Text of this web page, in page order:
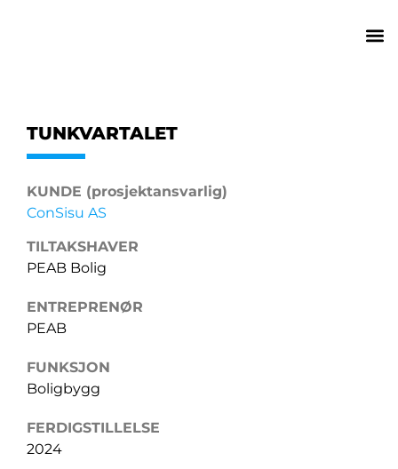
TUNKVARTALET
KUNDE (prosjektansvarlig)
ConSisu AS
TILTAKSHAVER
PEAB Bolig
ENTREPRENØR
PEAB
FUNKSJON
Boligbygg
FERDIGSTILLELSE
2024